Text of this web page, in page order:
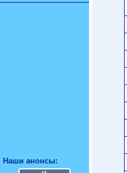
Наши анонсы: